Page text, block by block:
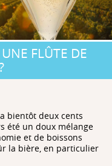
FLÛTE DE
bientôt deux cents
été un doux mélange
et de boissons
la bière, en particulier